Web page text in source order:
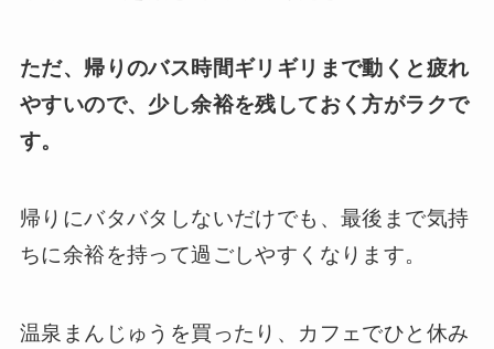
ただ、帰りのバス時間ギリギリまで動くと疲れ
やすいので、少し余裕を残しておく方がラクで
す。
帰りにバタバタしないだけでも、最後まで気持
ちに余裕を持って過ごしやすくなります。
温泉まんじゅうを買ったり、カフェでひと休み